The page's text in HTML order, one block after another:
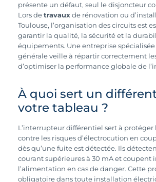
présente un défaut, seul le disjoncteur
Lors detravauxde rénovation ou
Toulouse, l’organisation des circuits est
garantir la qualité, la sécurité et la
équipements. Une entreprise
générale veille à répartir correctement
d’optimiser la performance globale de
À quoi sert un
votre tableau ?
L’interrupteur différentiel sert à protéger
contre les risques d’électrocution en
dès qu’une fuite est détectée. Ils
courant supérieures à 30 mA et
l’alimentation en cas de danger. Cette
obligatoire dans toute installation